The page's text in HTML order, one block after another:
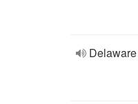
Delaware